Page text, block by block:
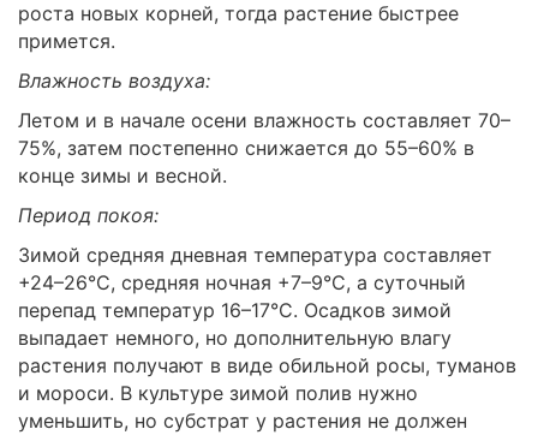
роста новых корней, тогда растение быстрее
примется.
Влажность воздуха:
Летом и в начале осени влажность составляет 70–
75%, затем постепенно снижается до 55–60% в
конце зимы и весной.
Период покоя:
Зимой средняя дневная температура составляет
+24–26°C, средняя ночная +7–9°C, а суточный
перепад температур 16–17°C. Осадков зимой
выпадает немного, но дополнительную влагу
растения получают в виде обильной росы, туманов
и мороси. В культуре зимой полив нужно
уменьшить, но субстрат у растения не должен